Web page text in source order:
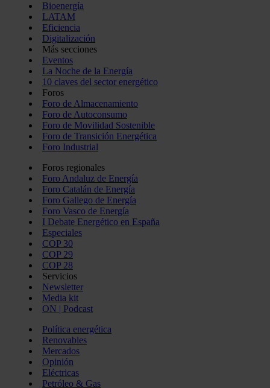
Bioenergía
LATAM
Eficiencia
Digitalización
Más secciones
Eventos
La Noche de la Energía
10 claves del sector energético
Foros
Foro de Almacenamiento
Foro de Autoconsumo
Foro de Movilidad Sostenible
Foro de Transición Energética
Foro Industrial
Foros regionales
Foro Andaluz de Energía
Foro Catalán de Energía
Foro Gallego de Energía
Foro Vasco de Energía
I Debate Energético en España
Especiales
COP 30
COP 29
COP 28
Servicios
Newsletter
Media kit
ON | Podcast
Política energética
Renovables
Mercados
Opinión
Eléctricas
Petróleo & Gas